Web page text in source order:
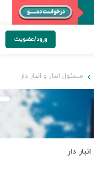
ورود/عضویت
مسئول انبار و انبار دار
دار